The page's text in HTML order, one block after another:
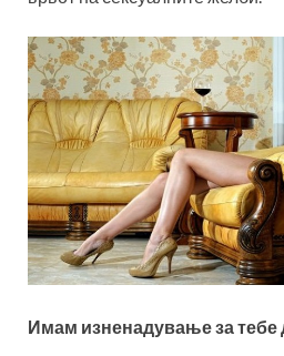
Имам изненадување за тебе